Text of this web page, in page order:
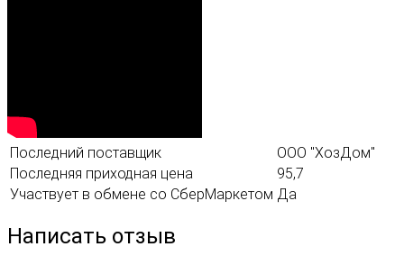
Последний поставщик
ООО "ХозДом"
Последняя приходная цена
95,7
Участвует в обмене со СберМаркетом Да
Написать отзыв